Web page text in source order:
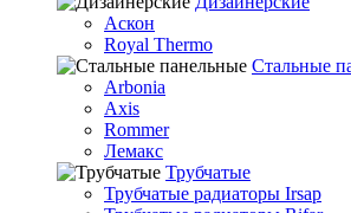
Аскон
Royal Thermo
Стальные
Arbonia
Axis
Rommer
Лемакс
Трубчатые
Трубчатые радиаторы Irsap